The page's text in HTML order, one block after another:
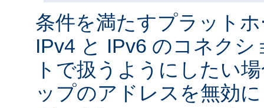
条件を満たすプラット
IPv4 と IPv6 のコネク
トで扱うようにしたい
ップのアドレスを無効